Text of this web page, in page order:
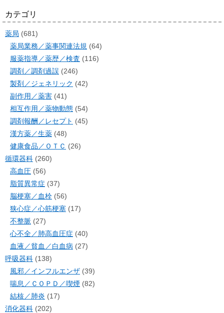
カテゴリ
薬局 (681)
薬局業務／薬事関連法規 (64)
服薬指導／薬歴／検査 (116)
調剤／調剤過誤 (246)
製剤／ジェネリック (42)
副作用／薬害 (41)
相互作用／薬物動態 (54)
調剤報酬／レセプト (45)
漢方薬／生薬 (48)
健康食品／ＯＴＣ (26)
循環器科 (260)
高血圧 (56)
脂質異常症 (37)
脳梗塞／血栓 (56)
狭心症／心筋梗塞 (17)
不整脈 (27)
心不全／肺高血圧症 (40)
血液／貧血／白血病 (27)
呼吸器科 (138)
風邪／インフルエンザ (39)
喘息／ＣＯＰＤ／喫煙 (82)
結核／肺炎 (17)
消化器科 (202)